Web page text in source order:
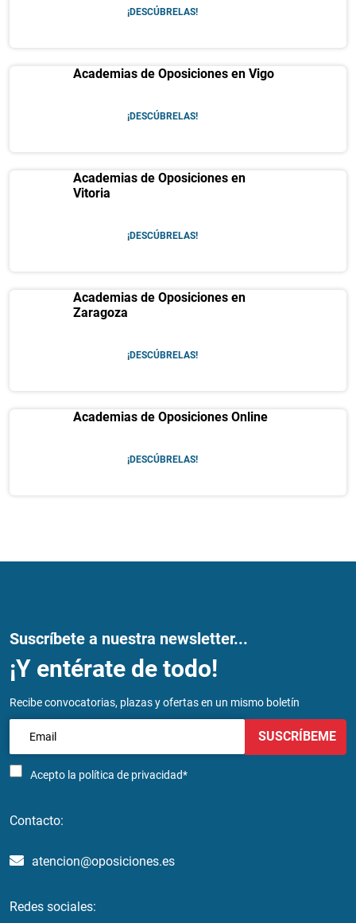
¡DESCÚBRELAS!
Academias de Oposiciones en Vigo
¡DESCÚBRELAS!
Academias de Oposiciones en
Vitoria
¡DESCÚBRELAS!
Academias de Oposiciones en
Zaragoza
¡DESCÚBRELAS!
Academias de Oposiciones Online
¡DESCÚBRELAS!
Suscríbete a nuestra newsletter...
¡Y entérate de todo!
Recibe convocatorias, plazas y ofertas en un mismo boletín
Acepto la política de privacidad*
SUSCRÍBEME
Contacto:
atencion@oposiciones.es
Redes sociales: